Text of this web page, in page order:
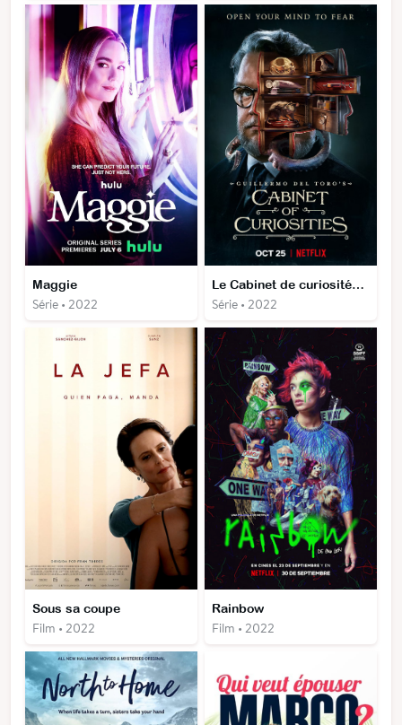
Maggie
Série • 2022
Le Cabinet de curiosités de Guillermo del Toro
Série • 2022
Sous sa coupe
Film • 2022
Rainbow
Film • 2022